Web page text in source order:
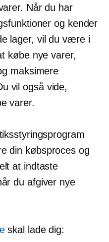
Når du har
og kender
lager, vil du være i
købe nye varer,
maksimere
vil også vide,
varer.
din købsproces og
at indtaste
du afgiver nye
skal lade dig: